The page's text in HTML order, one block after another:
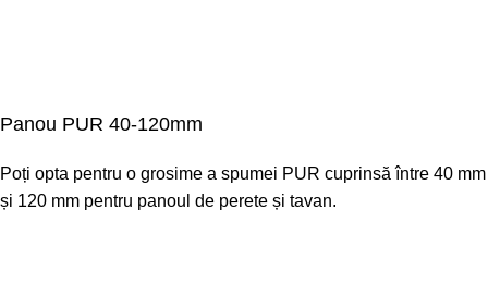
Panou PUR 40-120mm
Poți opta pentru o grosime a spumei PUR cuprinsă între 40 mm
și 120 mm pentru panoul de perete și tavan.